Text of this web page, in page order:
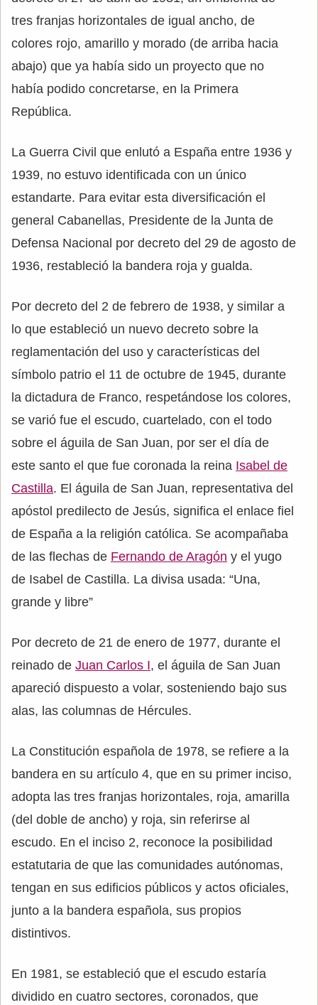
tres franjas horizontales de igual ancho, de
colores rojo, amarillo y morado (de arriba hacia
abajo) que ya había sido un proyecto que no
había podido concretarse, en la Primera
República.
La Guerra Civil que enlutó a España entre 1936 y
1939, no estuvo identificada con un único
estandarte. Para evitar esta diversificación el
general Cabanellas, Presidente de la Junta de
Defensa Nacional por decreto del 29 de agosto de
1936, restableció la bandera roja y gualda.
Por decreto del 2 de febrero de 1938, y similar a
lo que estableció un nuevo decreto sobre la
reglamentación del uso y características del
símbolo patrio el 11 de octubre de 1945, durante
la dictadura de Franco, respetándose los colores,
se varió fue el escudo, cuartelado, con el todo
sobre el águila de San Juan, por ser el día de
este santo el que fue coronada la reina Isabel de
Castilla. El águila de San Juan, representativa del
apóstol predilecto de Jesús, significa el enlace fiel
de España a la religión católica. Se acompañaba
de las flechas de Fernando de Aragón y el yugo
de Isabel de Castilla. La divisa usada: “Una,
grande y libre”
Por decreto de 21 de enero de 1977, durante el
reinado de Juan Carlos I, el águila de San Juan
apareció dispuesto a volar, sosteniendo bajo sus
alas, las columnas de Hércules.
La Constitución española de 1978, se refiere a la
bandera en su artículo 4, que en su primer inciso,
adopta las tres franjas horizontales, roja, amarilla
(del doble de ancho) y roja, sin referirse al
escudo. En el inciso 2, reconoce la posibilidad
estatutaria de que las comunidades autónomas,
tengan en sus edificios públicos y actos oficiales,
junto a la bandera española, sus propios
distintivos.
En 1981, se estableció que el escudo estaría
dividido en cuatro sectores, coronados, que